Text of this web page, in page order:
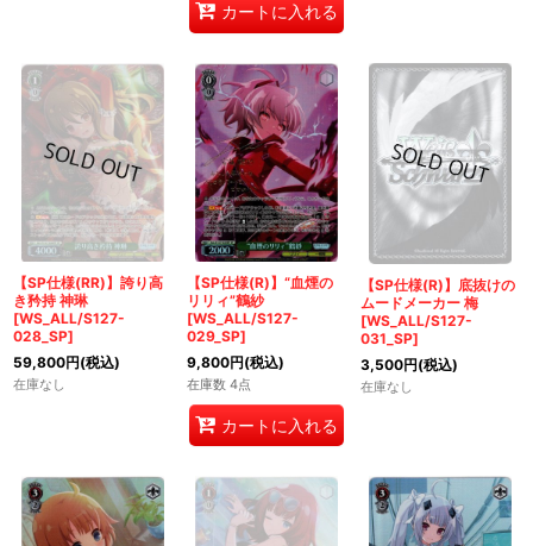
カートに入れる
【SP仕様(RR)】誇り高
き矜持 神琳
[WS_ALL/S127-
028_SP]
59,800円(税込)
在庫なし
【SP仕様(R)】“血煙の
リリィ”鶴紗
[WS_ALL/S127-
029_SP]
9,800円(税込)
在庫数 4点
カートに入れる
【SP仕様(R)】底抜けの
ムードメーカー 梅
[WS_ALL/S127-
031_SP]
3,500円(税込)
在庫なし